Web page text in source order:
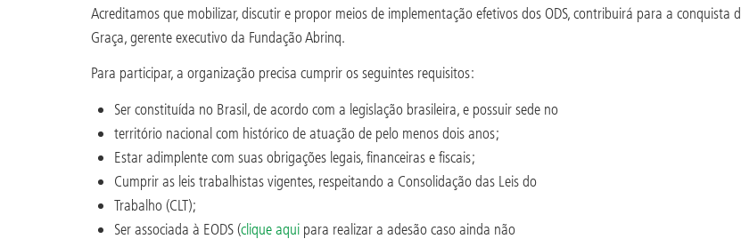
Acreditamos que mobilizar, discutir e propor meios de implementação efetivos dos ODS, contribuirá para a
Graça, gerente executivo da Fundação Abrinq.
Para participar, a organização precisa cumprir os seguintes requisitos:
Ser constituída no Brasil, de acordo com a legislação brasileira, e possuir sede no
território nacional com histórico de atuação de pelo menos dois anos;
Estar adimplente com suas obrigações legais, financeiras e fiscais;
Cumprir as leis trabalhistas vigentes, respeitando a Consolidação das Leis do
Trabalho (CLT);
Ser associada à EODS (clique aquipara realizar a adesão caso ainda não